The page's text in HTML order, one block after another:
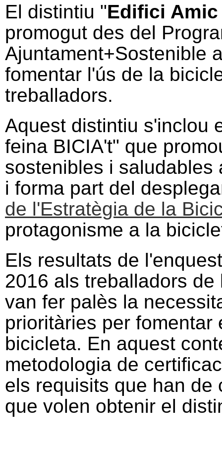
El distintiu "Edifici
promogut des del
Ajuntament+Sostenible
fomentar l'ús de la
treballadors.
Aquest distintiu s'inclou
feina BICIA't" que
sostenibles i saludables
i forma part del
de l'Estratègia de la
protagonisme a la
Els resultats de
2016 als treballadors
van fer palès la
prioritàries per
bicicleta. En aquest
metodologia de
els requisits que han de
que volen obtenir el